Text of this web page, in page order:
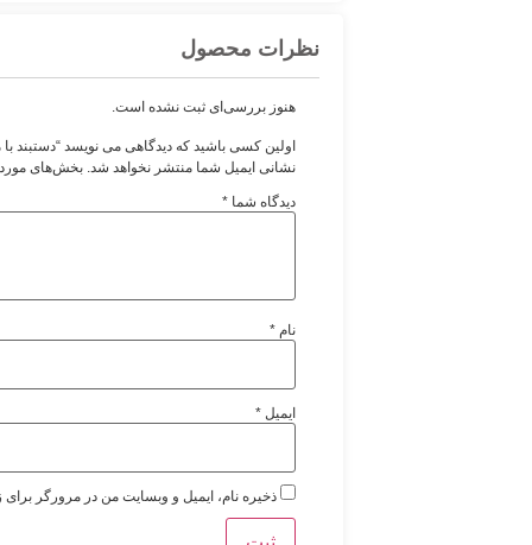
نظرات محصول
هنوز بررسی‌ای ثبت نشده است.
اولین کسی باشید که دیدگاهی می نویسد “دستبند
نشانی ایمیل شما منتشر نخواهد شد. بخش‌های
دیدگاه شما *
نام *
ایمیل *
ذخیره نام، ایمیل و وبسایت من در مرورگر برای